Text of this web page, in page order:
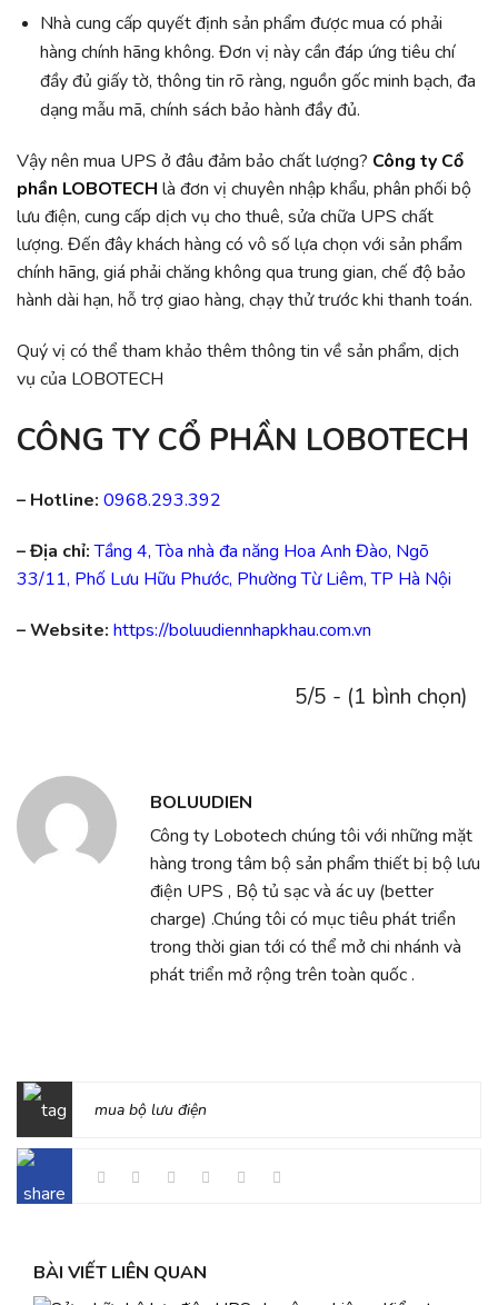
Nhà cung cấp quyết định sản phẩm được mua có phải
hàng chính hãng không. Đơn vị này cần đáp ứng tiêu chí
đầy đủ giấy tờ, thông tin rõ ràng, nguồn gốc minh bạch, đa
dạng mẫu mã, chính sách bảo hành đầy đủ.
Vậy nên mua UPS ở đâu đảm bảo chất lượng? Công ty Cổ
phần LOBOTECH là đơn vị chuyên nhập khẩu, phân phối bộ
lưu điện, cung cấp dịch vụ cho thuê, sửa chữa UPS chất
lượng. Đến đây khách hàng có vô số lựa chọn với sản phẩm
chính hãng, giá phải chăng không qua trung gian, chế độ bảo
hành dài hạn, hỗ trợ giao hàng, chạy thử trước khi thanh toán.
Quý vị có thể tham khảo thêm thông tin về sản phẩm, dịch
vụ của LOBOTECH
CÔNG TY CỔ PHẦN LOBOTECH
– Hotline: 0968.293.392
– Địa chỉ: Tầng 4, Tòa nhà đa năng Hoa Anh Đào, Ngõ
33/11, Phố Lưu Hữu Phước, Phường Từ Liêm, TP Hà Nội
– Website: https://boluudiennhapkhau.com.vn
5/5 - (1 bình chọn)
BOLUUDIEN
Công ty Lobotech chúng tôi với những mặt
hàng trong tâm bộ sản phẩm thiết bị bộ lưu
điện UPS , Bộ tủ sạc và ác uy (better
charge) .Chúng tôi có mục tiêu phát triển
trong thời gian tới có thể mở chi nhánh và
phát triển mở rộng trên toàn quốc .
mua bộ lưu điện
BÀI VIẾT LIÊN QUAN